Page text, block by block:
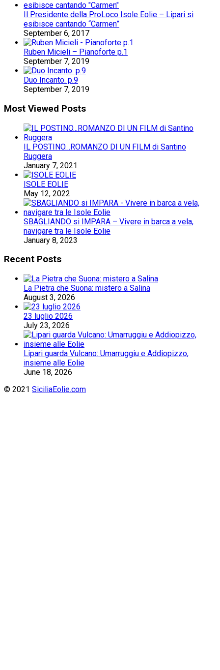
Il Presidente della ProLoco Isole Eolie – Lipari si
esibisce cantando “Carmen”
September 6, 2017
Ruben Micieli – Pianoforte p.1
September 7, 2019
Duo Incanto. p.9
September 7, 2019
Most Viewed Posts
IL POSTINO…ROMANZO DI UN FILM di Santino
Ruggera
January 7, 2021
ISOLE EOLIE
May 12, 2022
SBAGLIANDO si IMPARA – Vivere in barca a vela,
navigare tra le Isole Eolie
January 8, 2023
Recent Posts
La Pietra che Suona: mistero a Salina
August 3, 2026
23 luglio 2026
July 23, 2026
Lipari guarda Vulcano: Umarruggiu e Addiopizzo,
insieme alle Eolie
June 18, 2026
© 2021 SiciliaEolie.com